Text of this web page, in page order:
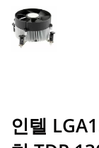
인텔